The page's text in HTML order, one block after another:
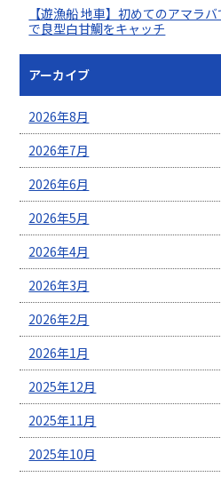
【遊漁船 地車】初めてのアマラ
で良型白甘鯛をキャッチ
アーカイブ
2026年8月
2026年7月
2026年6月
2026年5月
2026年4月
2026年3月
2026年2月
2026年1月
2025年12月
2025年11月
2025年10月